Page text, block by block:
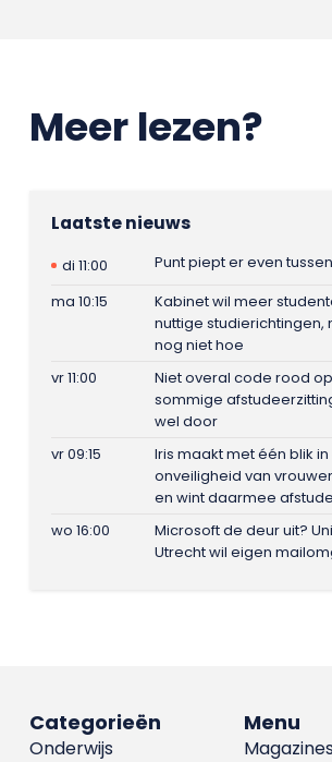
Meer lezen?
Laatste nieuws
di 11:00
Punt piept er even
ma 10:15
Kabinet wil meer
nuttige studierichtingen,
nog niet hoe
vr 11:00
Niet overal code rood
sommige
wel door
vr 09:15
Iris maakt met één blik
onveiligheid van
en wint daarmee
wo 16:00
Microsoft de deur uit?
Utrecht wil eigen
Menu
Magazines
Categorieën
Onderwijs